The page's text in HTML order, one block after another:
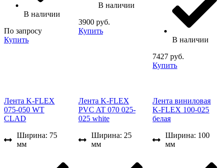
В наличии
По запросу
Купить
В наличии
3900 руб.
Купить
В наличии
7427 руб.
Купить
Лента K-FLEX
075-050 WT
CLAD
Ширина: 75
мм
Лента K-FLEX
PVC AT 070 025-
025 white
Ширина: 25
мм
Лента виниловая
K-FLEX 100-025
белая
Ширина: 100
мм